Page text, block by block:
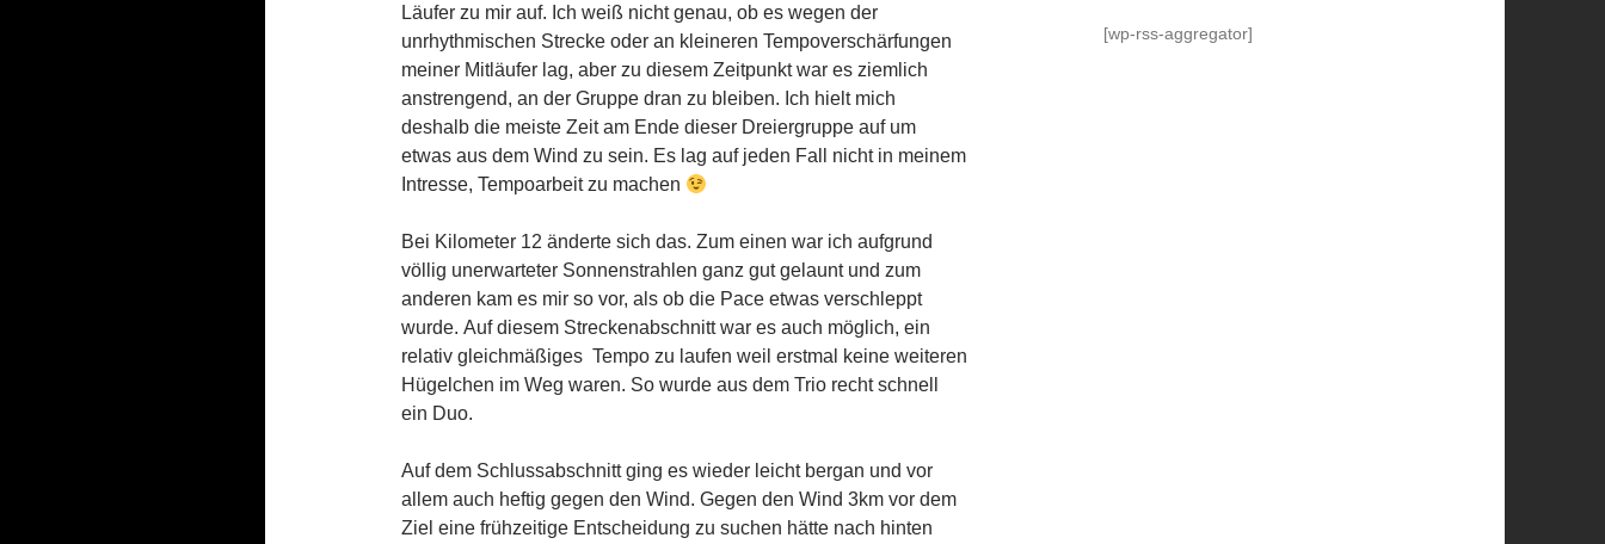
Läufer zu mir auf. Ich weiß nicht genau, ob es wegen der
unrhythmischen Strecke oder an kleineren Tempoverschärfungen
meiner Mitläufer lag, aber zu diesem Zeitpunkt war es ziemlich
anstrengend, an der Gruppe dran zu bleiben. Ich hielt mich
deshalb die meiste Zeit am Ende dieser Dreiergruppe auf um
etwas aus dem Wind zu sein. Es lag auf jeden Fall nicht in meinem
Intresse, Tempoarbeit zu machen
Bei Kilometer 12 änderte sich das. Zum einen war ich aufgrund
völlig unerwarteter Sonnenstrahlen ganz gut gelaunt und zum
anderen kam es mir so vor, als ob die Pace etwas verschleppt
wurde. Auf diesem Streckenabschnitt war es auch möglich, ein
relativ gleichmäßiges Tempo zu laufen weil erstmal keine weiteren
Hügelchen im Weg waren. So wurde aus dem Trio recht schnell
ein Duo.
Auf dem Schlussabschnitt ging es wieder leicht bergan und vor
allem auch heftig gegen den Wind. Gegen den Wind 3km vor dem
Ziel eine frühzeitige Entscheidung zu suchen hätte nach hinten
[wp-rss-aggregator]